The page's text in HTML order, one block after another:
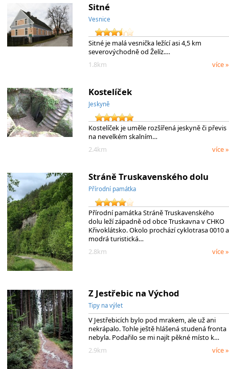
Sitné
Vesnice
Sitné je malá vesnička ležící asi 4,5 km
severovýchodně od Želíz.…
1.8km
více »
Kostelíček
Jeskyně
Kostelíček je uměle rozšířená jeskyně či převis
na nevelkém skalním…
2.4km
více »
Stráně Truskavenského dolu
Přírodní památka
Přírodní památka Stráně Truskavenského
dolu leží západně od obce Truskavna v CHKO
Křivoklátsko. Okolo prochází cyklotrasa 0010 a
modrá turistická…
2.8km
více »
Z Jestřebic na Východ
Tipy na výlet
V Jestřebicích bylo pod mrakem, ale už ani
nekrápalo. Tohle ještě hlášená studená fronta
nebyla. Podařilo se mi najít pěkné místo k…
2.9km
více »